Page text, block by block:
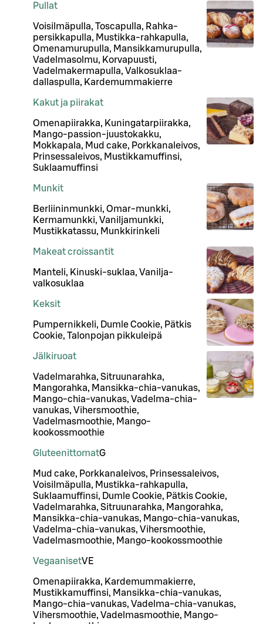
Pullat
Voisilmäpulla, Toscapulla, Rahka-
persikkapulla, Mustikka-rahkapulla,
Omenamurupulla, Mansikkamurupulla,
Vadelmasolmu, Korvapuusti,
Vadelmakermapulla, Valkosuklaa-
dallaspulla, Kardemummakierre
Kakut ja piirakat
Omenapiirakka, Kuningatarpiirakka,
Mango-passion-juustokakku,
Mokkapala, Mud cake, Porkkanaleivos,
Prinsessaleivos, Mustikkamuffinsi,
Suklaamuffinsi
Munkit
Berliininmunkki, Omar-munkki,
Kermamunkki, Vaniljamunkki,
Mustikkatassu, Munkkirinkeli
Makeat croissantit
Manteli, Kinuski-suklaa, Vanilja-
valkosuklaa
Keksit
Pumpernikkeli, Dumle Cookie, Pätkis
Cookie, Talonpojan pikkuleipä
Jälkiruoat
Vadelmarahka, Sitruunarahka,
Mangorahka, Mansikka-chia-vanukas,
Mango-chia-vanukas, Vadelma-chia-
vanukas, Vihersmoothie,
Vadelmasmoothie, Mango-
kookossmoothie
GluteenittomatG
Mud cake, Porkkanaleivos, Prinsessaleivos,
Voisilmäpulla, Mustikka-rahkapulla,
Suklaamuffinsi, Dumle Cookie, Pätkis Cookie,
Vadelmarahka, Sitruunarahka, Mangorahka,
Mansikka-chia-vanukas, Mango-chia-vanukas,
Vadelma-chia-vanukas, Vihersmoothie,
Vadelmasmoothie, Mango-kookossmoothie
VegaanisetVE
Omenapiirakka, Kardemummakierre,
Mustikkamuffinsi, Mansikka-chia-vanukas,
Mango-chia-vanukas, Vadelma-chia-vanukas,
Vihersmoothie, Vadelmasmoothie, Mango-